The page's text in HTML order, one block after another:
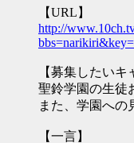
【URL】
http://
【募集したいキ
聖鈴学園の生徒
また、学園への
【一言】